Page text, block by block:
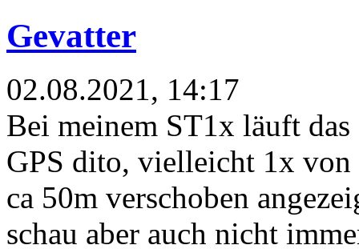
Gevatter
02.08.2021, 14:17
Bei meinem ST1x läuft
GPS dito, vielleicht 1x
ca 50m verschoben
schau aber auch nicht